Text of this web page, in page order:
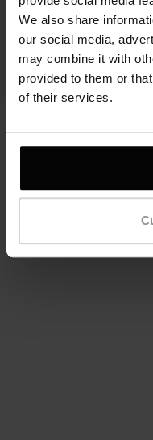
We also share
our social media,
may combine it with
provided to them or
of their services.
© Sen Jewelry